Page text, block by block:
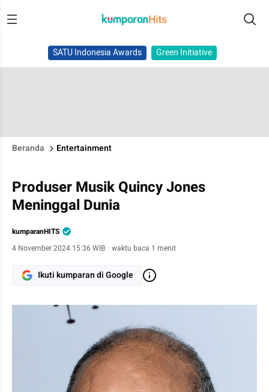
SATU Indonesia Awards Green Initiative
Beranda Entertainment
Produser Musik Quincy Jones
Meninggal Dunia
kumparanHITS
4 November 2024 15:36 WIB · waktu baca 1 menit
Ikuti kumparan di Google